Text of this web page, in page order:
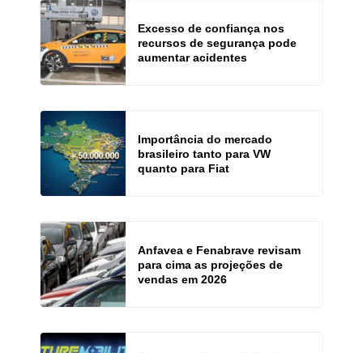
Excesso de confiança nos
recursos de segurança pode
aumentar acidentes
Importância do mercado
brasileiro tanto para VW
quanto para Fiat
Anfavea e Fenabrave revisam
para cima as projeções de
vendas em 2026